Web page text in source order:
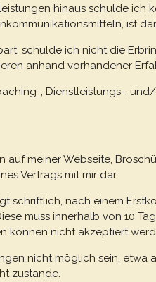
hinaus schulde ich
ist
schulde ich nicht die
anhand vorhandener
, Dienstleistungs-,
auf meiner Webseite,
Vertrags mit mir dar.
schriftlich, nach einem
muss innerhalb von 10
können nicht akzeptiert
nicht möglich sein, etwa
zustande.